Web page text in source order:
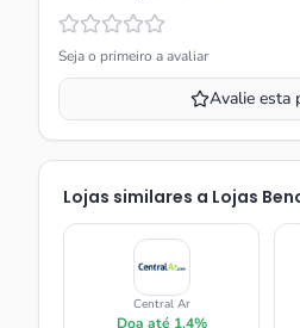
Seja o primeiro a avaliar
Avalie esta
Lojas similares a Lojas
Central Ar
Doa até 1.4%